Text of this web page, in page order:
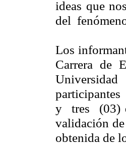
ideas que
del
Los
Carrera de
y tres (03)
validación
obtenida de